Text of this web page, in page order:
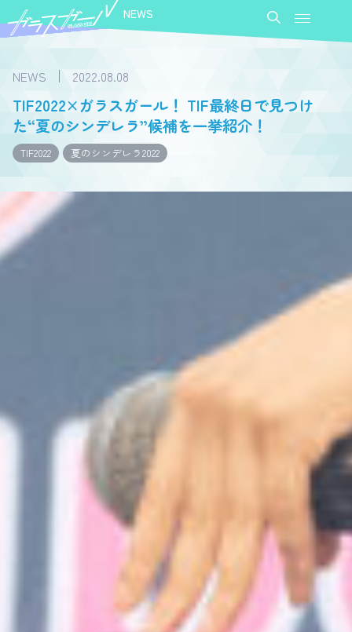
NEWS
NEWS 2022.08.08
TIF2022×ガラスガール！ TIF最終日で見つけ
た“夏のシンデレラ”候補を一挙紹介！
TIF2022 夏のシンデレラ2022